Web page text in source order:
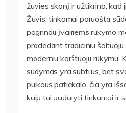
žuvies skonį ir užtikrina, kad
Žuvis, tinkamai paruošta
pagrindu įvairiems rūkymo
pradedant tradiciniu
moderniu karštuoju rūkymu.
sūdymas yra subtilus, bet
puikaus patiekalo, čia yra
kaip tai padaryti tinkamai ir